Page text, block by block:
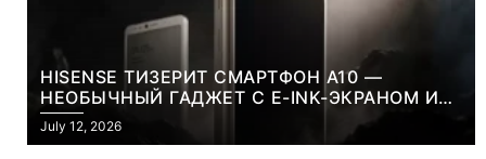
HISENSE ТИЗЕРИТ СМАРТФОН A10 —
НЕОБЫЧНЫЙ ГАДЖЕТ С E-INK-ЭКРАНОМ И
СЪЕМНОЙ LCD-ПАНЕЛЬЮ ДЛЯ ЦВЕТНОГО
КОНТЕНТА И СОЦСЕТЕЙ
July 12, 2026